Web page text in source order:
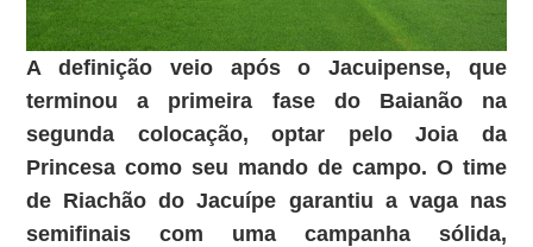
A definição veio após o Jacuipense, que
terminou a primeira fase do Baianão na
segunda colocação, optar pelo Joia da
Princesa como seu mando de campo. O time
de Riachão do Jacuípe garantiu a vaga nas
semifinais com uma campanha sólida,